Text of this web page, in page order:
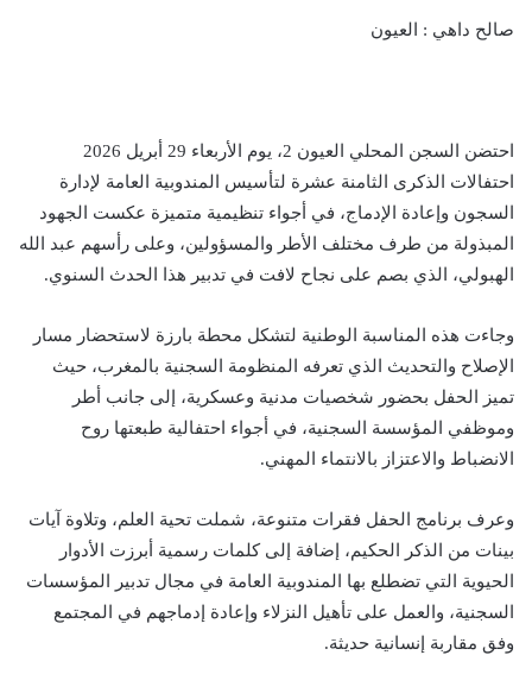
صالح داهي : العيون
احتضن السجن المحلي العيون 2، يوم الأربعاء 29 أبريل 2026
احتفالات الذكرى الثامنة عشرة لتأسيس المندوبية العامة لإدارة
السجون وإعادة الإدماج، في أجواء تنظيمية متميزة عكست الجهود
المبذولة من طرف مختلف الأطر والمسؤولين، وعلى رأسهم عبد الله
الهبولي، الذي بصم على نجاح لافت في تدبير هذا الحدث السنوي.
وجاءت هذه المناسبة الوطنية لتشكل محطة بارزة لاستحضار مسار
الإصلاح والتحديث الذي تعرفه المنظومة السجنية بالمغرب، حيث
تميز الحفل بحضور شخصيات مدنية وعسكرية، إلى جانب أطر
وموظفي المؤسسة السجنية، في أجواء احتفالية طبعتها روح
الانضباط والاعتزاز بالانتماء المهني.
وعرف برنامج الحفل فقرات متنوعة، شملت تحية العلم، وتلاوة آيات
بينات من الذكر الحكيم، إضافة إلى كلمات رسمية أبرزت الأدوار
الحيوية التي تضطلع بها المندوبية العامة في مجال تدبير المؤسسات
السجنية، والعمل على تأهيل النزلاء وإعادة إدماجهم في المجتمع
وفق مقاربة إنسانية حديثة.